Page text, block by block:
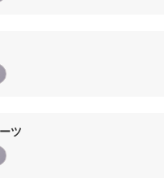
ツ